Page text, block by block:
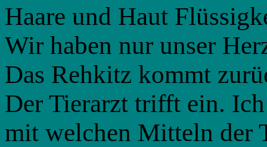
Haare und Haut
Wir haben nur unser
Das Rehkitz kommt
Der Tierarzt trifft ein.
mit welchen Mitteln der